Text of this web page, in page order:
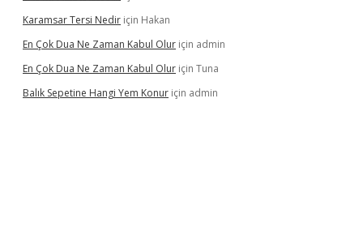
Karamsar Tersi Nedir için Hakan
En Çok Dua Ne Zaman Kabul Olur için admin
En Çok Dua Ne Zaman Kabul Olur için Tuna
Balık Sepetine Hangi Yem Konur için admin